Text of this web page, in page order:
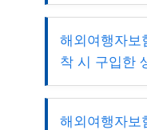
해외여행자보
착 시 구입한
해외여행자보